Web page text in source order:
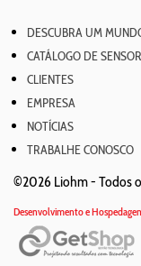
DESCUBRA UM
CATÁLOGO DE
CLIENTES
EMPRESA
NOTÍCIAS
TRABALHE CONOSCO
©2026 Liohm - Todos
Desenvolvimento e